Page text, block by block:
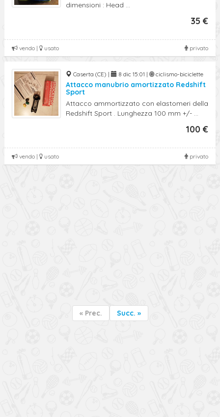
dimensioni : Head ...
35 €
privato
vendo | usato
Caserta (CE) | 8 dic 15:01 | ciclismo-biciclette
Attacco manubrio amortizzato Redshift
Sport
Attacco ammortizzato con elastomeri della
Redshift Sport . Lunghezza 100 mm +/- ...
100 €
privato
vendo | usato
« Prec. Succ. »